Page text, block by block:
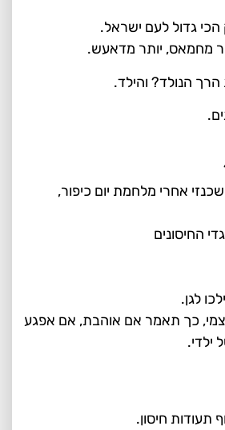
הכי גדול לעם ישראל.
מחמאס, יותר מדאעש.
הרך הנולד? והילד.
אחרי מלחמת יום כיפור,
החיסונים
לגן.
כך תאמר אם אוהבת, אם אפגע
ילדי.
תעודות חיסון.